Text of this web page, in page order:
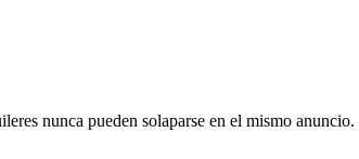
nunca pueden solaparse en el mismo anuncio.